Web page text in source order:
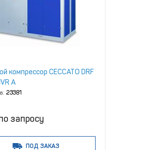
компрессор CECCATO DRF
A
23381
запросу
ПОД ЗАКАЗ